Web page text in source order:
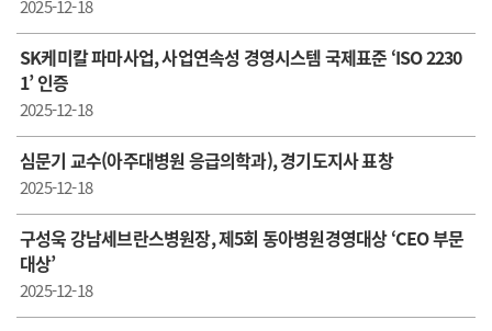
2025-12-18
SK케미칼 파마사업, 사업연속성 경영시스템 국제표준 ‘ISO 2230
1’ 인증
2025-12-18
심문기 교수(아주대병원 응급의학과), 경기도지사 표창
2025-12-18
구성욱 강남세브란스병원장, 제5회 동아병원경영대상 ‘CEO 부문
대상’
2025-12-18